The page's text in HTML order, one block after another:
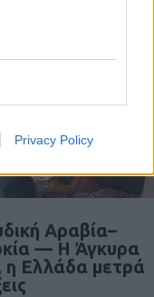
Privacy Policy
Αραβία–
— Η Άγκυρα
η Ελλάδα μετρά